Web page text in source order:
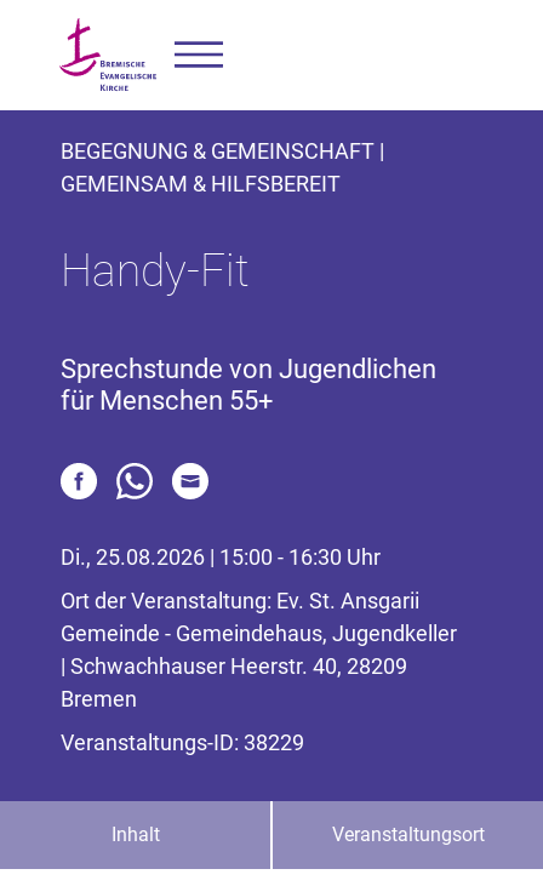
BEGEGNUNG & GEMEINSCHAFT |
GEMEINSAM & HILFSBEREIT
Handy-Fit
Sprechstunde von Jugendlichen
für Menschen 55+
Di., 25.08.2026 | 15:00 - 16:30 Uhr
Ort der Veranstaltung: Ev. St. Ansgarii
Gemeinde - Gemeindehaus, Jugendkeller
| Schwachhauser Heerstr. 40, 28209
Bremen
Veranstaltungs-ID: 38229
Inhalt Veranstaltungsort